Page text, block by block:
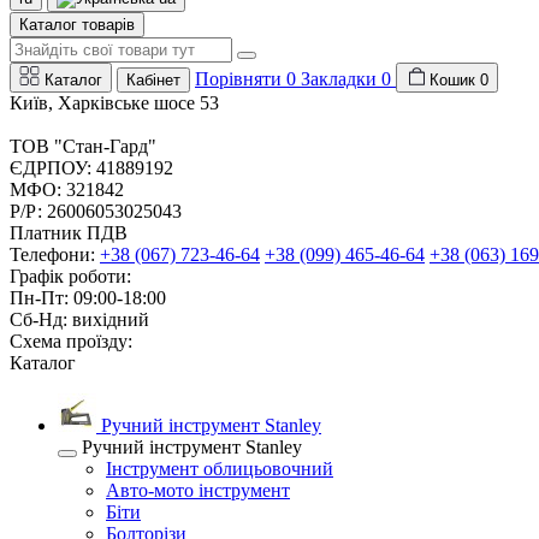
Каталог товарів
Каталог Кабінет Порівняти 0 Закладки 0 Кошик 0
Київ, Харківське шосе 53
ТОВ "Стан-Гард"
ЄДРПОУ: 41889192
МФО: 321842
Р/Р: 26006053025043
Платник ПДВ
Телефони: +38 (067) 723-46-64 +38 (099) 465-46-64 +38 (063)
Графік роботи:
Пн-Пт: 09:00-18:00
Сб-Нд: вихідний
Схема проїзду:
Каталог
Ручний інструмент Stanley
Ручний інструмент Stanley
Інструмент облицьовочний
Авто-мото інструмент
Біти
Болторізи